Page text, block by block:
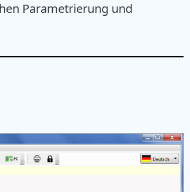
Parametrierung und